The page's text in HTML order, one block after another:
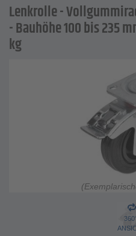
Lenkrolle -
- Bauhöhe 100 bis 235
kg